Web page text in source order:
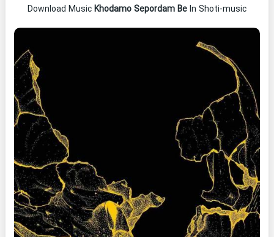
Download Music Khodamo Sepordam Be In Shoti-music